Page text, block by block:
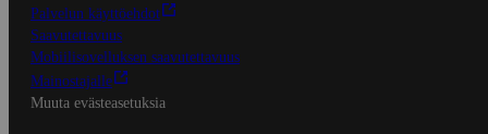
Palvelun käyttöehdot
Saavutettavuus
Mobiilisovelluksen saavutettavuus
Mainostajalle
Muuta evästeasetuksia